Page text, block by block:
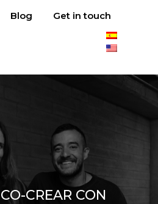
Blog Get in touch
CREAR CON